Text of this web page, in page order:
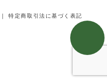
｜特定商取引法に基づく表記